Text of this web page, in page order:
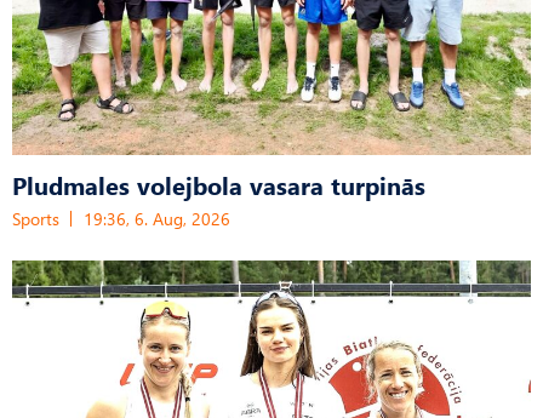
Pludmales volejbola vasara turpinās
Sports 19:36, 6. Aug, 2026